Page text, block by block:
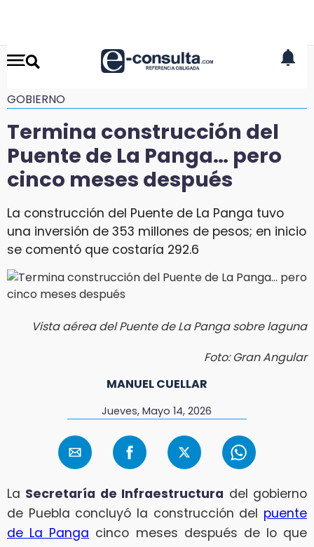
GOBIERNO
Termina construcción del
Puente de La Panga… pero
cinco meses después
La construcción del Puente de La Panga tuvo
una inversión de 353 millones de pesos; en inicio
se comentó que costaría 292.6
Vista aérea del Puente de La Panga sobre laguna
Foto: Gran Angular
MANUEL CUELLAR
Jueves, Mayo 14, 2026
La Secretaría de Infraestructura del gobierno
de Puebla concluyó la construcción del puente
de La Panga cinco meses después de lo que